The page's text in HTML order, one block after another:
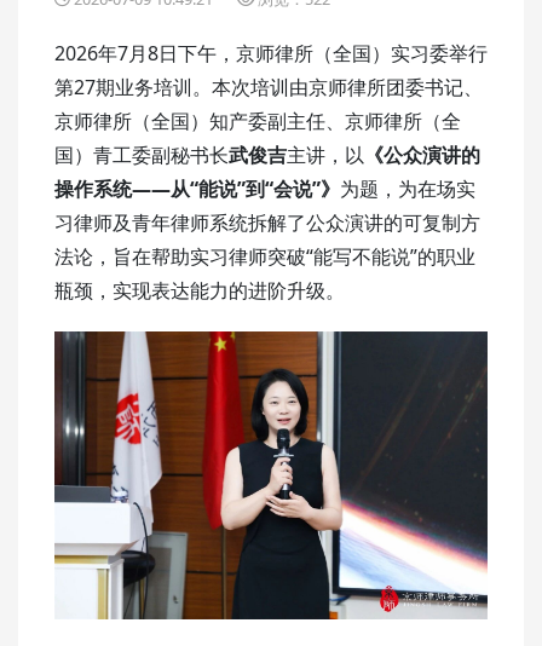
2026年7月8日下午，京师律所（全国）实习委举行
第27期业务培训。本次培训由京师律所团委书记、
京师律所（全国）知产委副主任、京师律所（全
国）青工委副秘书长武俊吉主讲，以 《公众演讲的
操作系统——从“能说”到“会说”》 为题，为在场实
习律师及青年律师系统拆解了公众演讲的可复制方
法论，旨在帮助实习律师突破“能写不能说”的职业
瓶颈，实现表达能力的进阶升级。